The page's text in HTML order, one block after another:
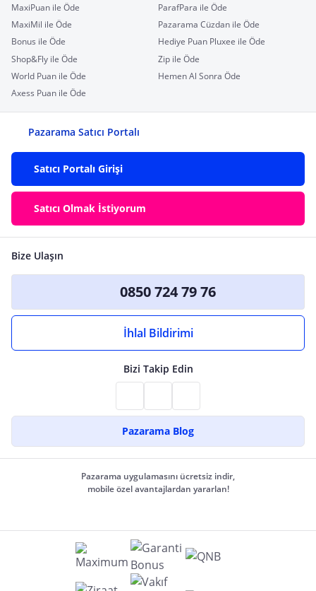
MaxiPuan ile Öde
ParafPara ile Öde
MaxiMil ile Öde
Pazarama Cüzdan ile Öde
Bonus ile Öde
Hediye Puan Pluxee ile Öde
Shop&Fly ile Öde
Zip ile Öde
World Puan ile Öde
Hemen Al Sonra Öde
Axess Puan ile Öde
Pazarama Satıcı Portalı
Satıcı Portalı Girişi
Satıcı Olmak İstiyorum
Bize Ulaşın
0850 724 79 76
İhlal Bildirimi
Bizi Takip Edin
Pazarama Blog
Pazarama uygulamasını ücretsiz indir,
mobile özel avantajlardan yararlan!